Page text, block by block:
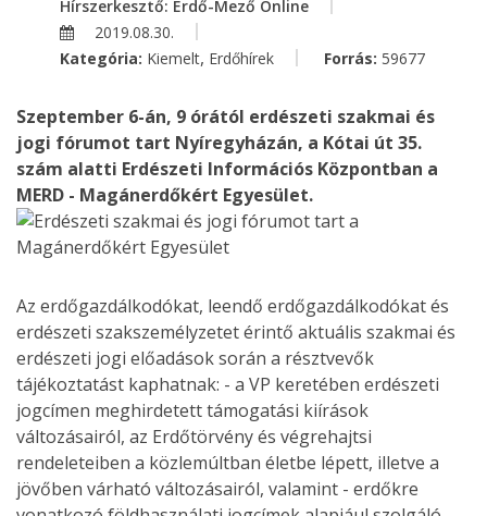
Hírszerkesztő: Erdő-Mező Online
2019.08.30.
Kategória: Kiemelt, Erdőhírek Forrás: 59677
Szeptember 6-án, 9 órától erdészeti szakmai és
jogi fórumot tart Nyíregyházán, a Kótai út 35.
szám alatti Erdészeti Információs Központban a
MERD - Magánerdőkért Egyesület.
Az erdőgazdálkodókat, leendő erdőgazdálkodókat és
erdészeti szakszemélyzetet érintő aktuális szakmai és
erdészeti jogi előadások során a résztvevők
tájékoztatást kaphatnak: - a VP keretében erdészeti
jogcímen meghirdetett támogatási kiírások
változásairól, az Erdőtörvény és végrehajtsi
rendeleteiben a közlemúltban életbe lépett, illetve a
jövőben várható változásairól, valamint - erdőkre